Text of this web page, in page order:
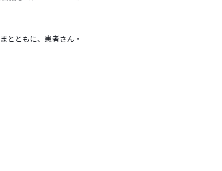
とともに、患者さん・